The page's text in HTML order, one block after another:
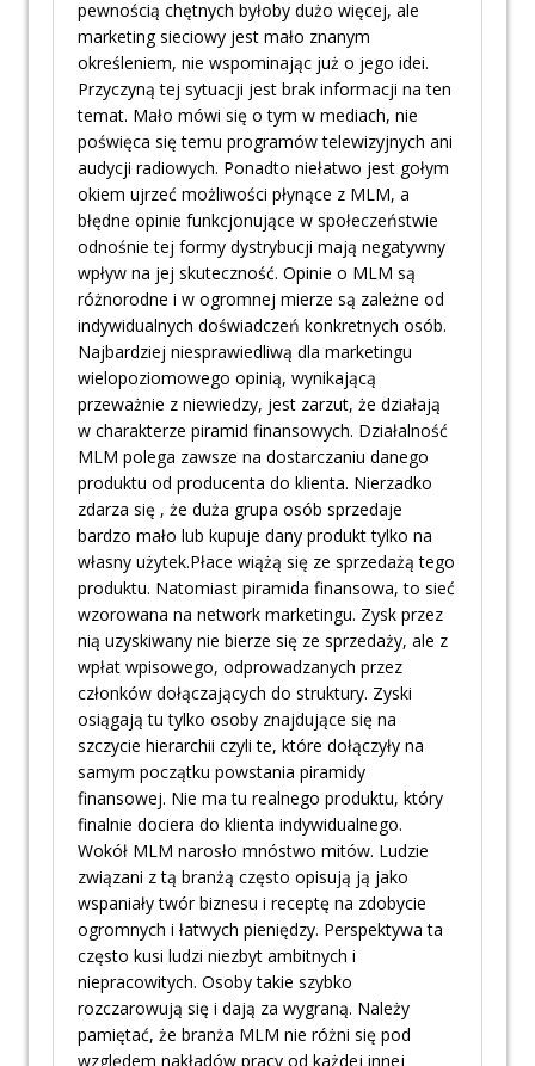
pewnością chętnych byłoby dużo więcej, ale
marketing sieciowy jest mało znanym
określeniem, nie wspominając już o jego idei.
Przyczyną tej sytuacji jest brak informacji na ten
temat. Mało mówi się o tym w mediach, nie
poświęca się temu programów telewizyjnych ani
audycji radiowych. Ponadto niełatwo jest gołym
okiem ujrzeć możliwości płynące z MLM, a
błędne opinie funkcjonujące w społeczeństwie
odnośnie tej formy dystrybucji mają negatywny
wpływ na jej skuteczność. Opinie o MLM są
różnorodne i w ogromnej mierze są zależne od
indywidualnych doświadczeń konkretnych osób.
Najbardziej niesprawiedliwą dla marketingu
wielopoziomowego opinią, wynikającą
przeważnie z niewiedzy, jest zarzut, że działają
w charakterze piramid finansowych. Działalność
MLM polega zawsze na dostarczaniu danego
produktu od producenta do klienta. Nierzadko
zdarza się , że duża grupa osób sprzedaje
bardzo mało lub kupuje dany produkt tylko na
własny użytek.Płace wiążą się ze sprzedażą tego
produktu. Natomiast piramida finansowa, to sieć
wzorowana na network marketingu. Zysk przez
nią uzyskiwany nie bierze się ze sprzedaży, ale z
wpłat wpisowego, odprowadzanych przez
członków dołączających do struktury. Zyski
osiągają tu tylko osoby znajdujące się na
szczycie hierarchii czyli te, które dołączyły na
samym początku powstania piramidy
finansowej. Nie ma tu realnego produktu, który
finalnie dociera do klienta indywidualnego.
Wokół MLM narosło mnóstwo mitów. Ludzie
związani z tą branżą często opisują ją jako
wspaniały twór biznesu i receptę na zdobycie
ogromnych i łatwych pieniędzy. Perspektywa ta
często kusi ludzi niezbyt ambitnych i
niepracowitych. Osoby takie szybko
rozczarowują się i dają za wygraną. Należy
pamiętać, że branża MLM nie różni się pod
względem nakładów pracy od każdej innej